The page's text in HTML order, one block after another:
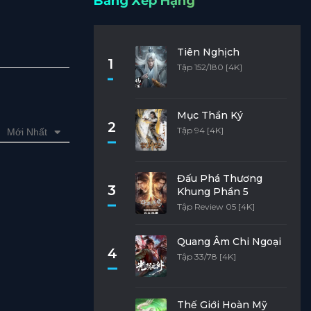
Mới Nhất
1
Tiên Nghịch
Tập 152/180 [4K]
2
Mục Thần Ký
Tập 94 [4K]
3
Đấu Phá Thương
Khung Phần 5
Tập Review 05 [4K]
4
Quang Âm Chi Ngoại
Tập 33/78 [4K]
Thế Giới Hoàn Mỹ